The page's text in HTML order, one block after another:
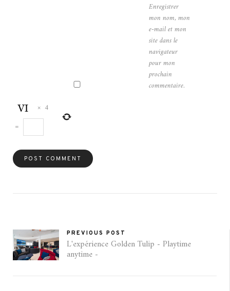
Enregistrer
mon nom, mon
e-mail et mon
site dans le
navigateur
pour mon
prochain
commentaire.
× 4
=
PREVIOUS POST
L'expérience Golden Tulip - Playtime
anytime -